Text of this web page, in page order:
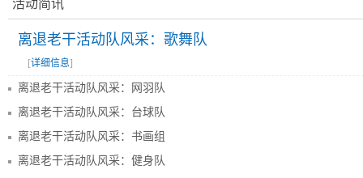
活动简讯
离退老干活动队风采：歌舞队
[详细信息]
离退老干活动队风采：网羽队
离退老干活动队风采：台球队
离退老干活动队风采：书画组
离退老干活动队风采：健身队